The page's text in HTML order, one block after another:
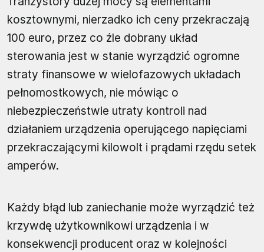
kosztownymi, nierzadko ich ceny przekraczają
100 euro, przez co źle dobrany układ
sterowania jest w stanie wyrządzić ogromne
straty finansowe w wielofazowych układach
pełnomostkowych, nie mówiąc o
niebezpieczeństwie utraty kontroli nad
działaniem urządzenia operującego napięciami
przekraczającymi kilowolt i prądami rzędu setek
amperów.
Każdy błąd lub zaniechanie może wyrządzić też
krzywdę użytkownikowi urządzenia i w
konsekwencji producent oraz w kolejności